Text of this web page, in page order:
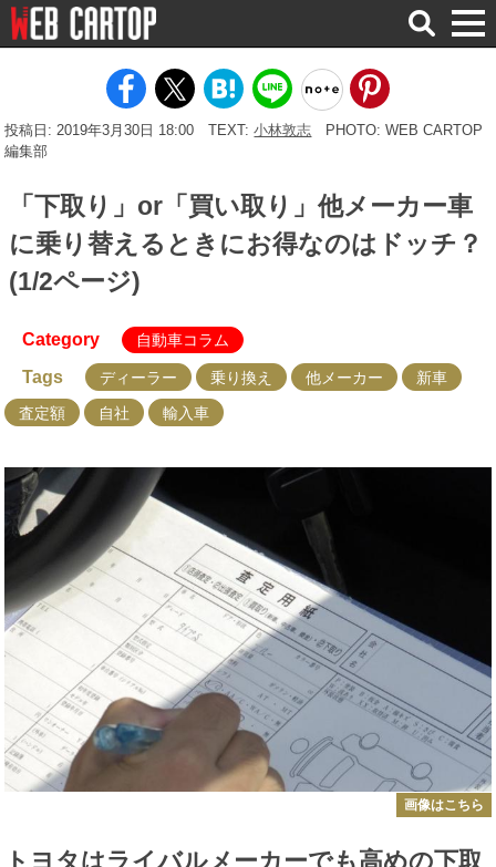
検
索
投稿日: 2019年3月30日 18:00 TEXT:小林敦志
PHOTO: WEB CARTOP
編集部
「下取り」or「買い取り」他メーカー車
に乗り替えるときにお得なのはドッチ？
(1/2ページ)
Category 自動車コラム
Tags ディーラー 乗り換え 他メーカー
新車
査定額
自社 輸入車
画像はこちら
トヨタはライバルメーカーでも高めの下取